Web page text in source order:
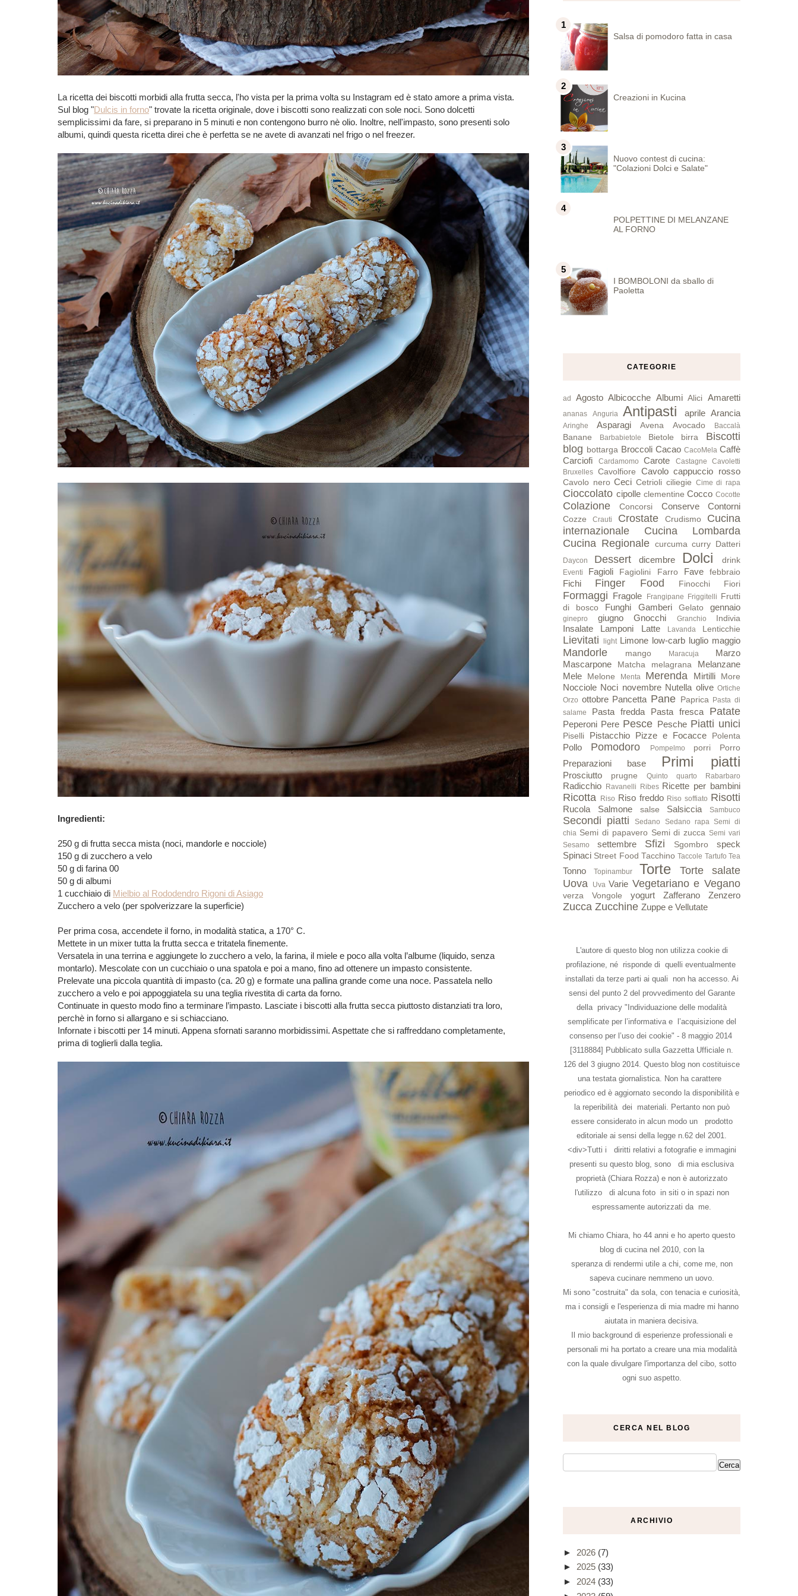
La ricetta dei biscotti morbidi alla frutta secca, l'ho vista per la prima volta su Instagram ed è stato amore a prima vista.
Sul blog "Dulcis in forno" trovate la ricetta originale, dove i biscotti sono realizzati con sole noci. Sono dolcetti
semplicissimi da fare, si preparano in 5 minuti e non contengono burro nè olio. Inoltre, nell'impasto, sono presenti solo
albumi, quindi questa ricetta direi che è perfetta se ne avete di avanzati nel frigo o nel freezer.
Ingredienti:
250 g di frutta secca mista (noci, mandorle e nocciole)
150 g di zucchero a velo
50 g di farina 00
50 g di albumi
1 cucchiaio di Mielbio al Rododendro Rigoni di Asiago
Zucchero a velo (per spolverizzare la superficie)
Per prima cosa, accendete il forno, in modalità statica, a 170° C.
Mettete in un mixer tutta la frutta secca e tritatela finemente.
Versatela in una terrina e aggiungete lo zucchero a velo, la farina, il miele e poco alla volta l’albume (liquido, senza
montarlo). Mescolate con un cucchiaio o una spatola e poi a mano, fino ad ottenere un impasto consistente.
Prelevate una piccola quantità di impasto (ca. 20 g) e formate una pallina grande come una noce. Passatela nello
zucchero a velo e poi appoggiatela su una teglia rivestita di carta da forno.
Continuate in questo modo fino a terminare l’impasto. Lasciate i biscotti alla frutta secca piuttosto distanziati tra loro,
perchè in forno si allargano e si schiacciano.
Infornate i biscotti per 14 minuti. Appena sfornati saranno morbidissimi. Aspettate che si raffreddano completamente,
prima di toglierli dalla teglia.
Salsa di pomodoro fatta in casa
Creazioni in Kucina
Nuovo contest di cucina:
"Colazioni Dolci e Salate"
POLPETTINE DI MELANZANE
AL FORNO
I BOMBOLONI da sballo di
Paoletta
CATEGORIE
ad Agosto Albicocche Albumi Alici Amaretti
ananas Anguria Antipasti aprile Arancia
Aringhe Asparagi Avena Avocado Baccalà
Banane Barbabietole Bietole birra
Biscotti
blog bottarga Broccoli Cacao CacoMela Caffè
Carciofi
Cardamomo Carote Castagne
Cavoletti
Bruxelles Cavolfiore Cavolo cappuccio rosso
Cavolo nero Ceci Cetrioli ciliegie Cime di rapa
Cioccolato cipolle clementine Cocco Cocotte
Colazione Concorsi Conserve Contorni
Cozze Crauti Crostate Crudismo
Cucina
internazionale
Cucina Lombarda
Cucina Regionale
curcuma curry Datteri
Daycon Dessert dicembre Dolci drink
Eventi Fagioli Fagiolini Farro Fave febbraio
Fichi Finger Food Finocchi Fiori
Formaggi Fragole Frangipane Friggitelli Frutti
di bosco
Funghi Gamberi Gelato gennaio
ginepro giugno Gnocchi Granchio Indivia
Insalate Lamponi Latte Lavanda Lenticchie
Lievitati light Limone low-carb luglio maggio
Mandorle mango Maracuja
Marzo
Mascarpone
Matcha melagrana
Melanzane
Mele
Melone Menta Merenda Mirtilli More
Nocciole Noci novembre Nutella olive Ortiche
Orzo ottobre Pancetta Pane Paprica Pasta di
salame
Pasta fredda Pasta fresca Patate
Peperoni Pere Pesce Pesche Piatti unici
Piselli Pistacchio Pizze e Focacce Polenta
Pollo Pomodoro Pompelmo porri Porro
Preparazioni base Primi piatti
Prosciutto prugne Quinto quarto Rabarbaro
Radicchio Ravanelli Ribes Ricette per bambini
Ricotta Riso Riso freddo Riso soffiato Risotti
Rucola Salmone salse Salsiccia Sambuco
Secondi piatti Sedano Sedano rapa Semi di
chia Semi di papavero Semi di zucca Semi vari
Sesamo
settembre Sfizi Sgombro
speck
Spinaci Street Food Tacchino Taccole Tartufo Tea
Tonno Topinambur Torte
Torte salate
Uova
Uva Varie Vegetariano e Vegano
verza Vongole yogurt Zafferano Zenzero
Zucca Zucchine Zuppe e Vellutate
L'autore di questo blog non utilizza cookie di
profilazione, né risponde di quelli eventualmente
installati da terze parti ai quali non ha accesso. Ai
sensi del punto 2 del provvedimento del Garante
della privacy "Individuazione delle modalità
semplificate per l’informativa e l’acquisizione del
consenso per l’uso dei cookie" - 8 maggio 2014
[3118884] Pubblicato sulla Gazzetta Ufficiale n.
126 del 3 giugno 2014. Questo blog non costituisce
una testata giornalistica. Non ha carattere
periodico ed è aggiornato secondo la disponibilità e
la reperibilità dei materiali. Pertanto non può
essere considerato in alcun modo un prodotto
editoriale ai sensi della legge n.62 del 2001.
<div>Tutti i diritti relativi a fotografie e immagini
presenti su questo blog, sono di mia esclusiva
proprietà (Chiara Rozza) e non è autorizzato
l'utilizzo di alcuna foto in siti o in spazi non
espressamente autorizzati da me.
Mi chiamo Chiara, ho 44 anni e ho aperto questo
blog di cucina nel 2010, con la
speranza di rendermi utile a chi, come me, non
sapeva cucinare nemmeno un uovo.
Mi sono "costruita" da sola, con tenacia e curiosità,
ma i consigli e l'esperienza di mia madre mi hanno
aiutata in maniera decisiva.
Il mio background di esperienze professionali e
personali mi ha portato a creare una mia modalità
con la quale divulgare l'importanza del cibo, sotto
ogni suo aspetto.
CERCA NEL BLOG
ARCHIVIO
► 2026 (7)
► 2025 (33)
► 2024 (33)